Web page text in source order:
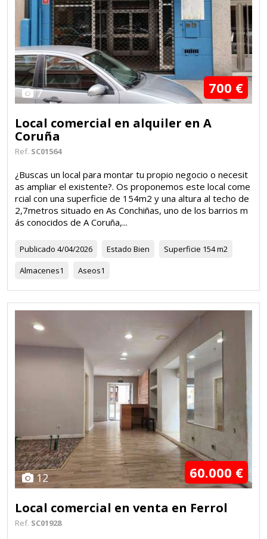
7 700 €
Local comercial en alquiler en A
Coruña
Ref. SC01564
¿Buscas un local para montar tu propio negocio o necesit
as ampliar el existente?. Os proponemos este local come
rcial con una superficie de 154m2 y una altura al techo de
2,7metros situado en As Conchiñas, uno de los barrios m
ás conocidos de A Coruña,...
Publicado 4/04/2026 Estado Bien Superficie 154 m2
Almacenes1 Aseos1
12 60.000 €
Local comercial en venta en Ferrol
Ref. SC01928